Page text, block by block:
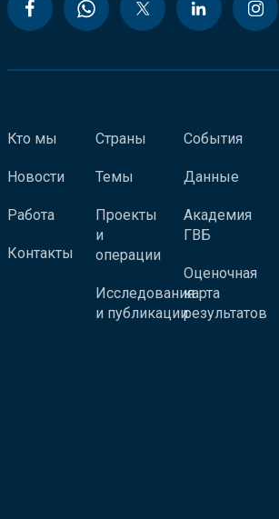
Кто мы
Новости
Работа
Контакты
Страны
Темы
Проекты
и
операции
Исследования
и публикации
События
Данные
Академия
ГВБ
Оценочная
карта
результатов